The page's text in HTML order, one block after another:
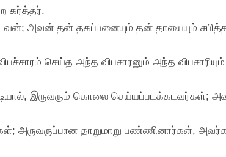
கர்த்தர்.
அவன் தன் தகப்பனையும் தன் தாயையும்
செய்த அந்த விபசாரனும் அந்த விபசாரியும்
இருவரும் கொலை செய்யப்படக்கடவர்கள்;
அருவருப்பான தாறுமாறு பண்ணினார்கள்,